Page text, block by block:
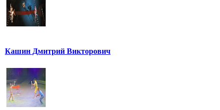
Кашин Дмитрий Викторович